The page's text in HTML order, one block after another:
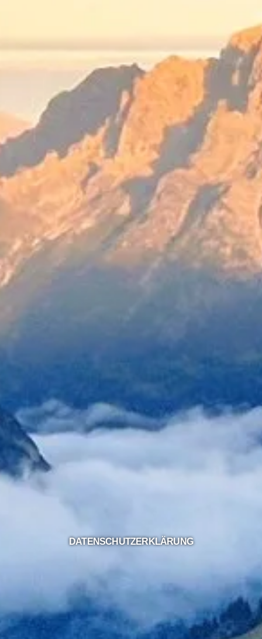
DATENSCHUTZERKLÄRUNG